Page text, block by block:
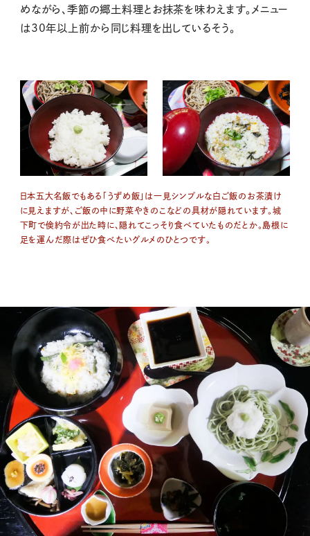
めながら、季節の郷土料理とお抹茶を味わえます。メニュー
は30年以上前から同じ料理を出しているそう。
日本五大名飯でもある「うずめ飯」は一見シンプルな白ご飯のお茶漬け
に見えますが、ご飯の中に野菜やきのこなどの具材が隠れています。城
下町で倹約令が出た時に、隠れてこっそり食べていたものだとか。島根に
足を運んだ際はぜひ食べたいグルメのひとつです。